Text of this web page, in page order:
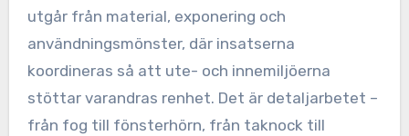
utgår från material, exponering och
användningsmönster, där insatserna
koordineras så att ute- och innemiljöerna
stöttar varandras renhet. Det är detaljarbetet –
från fog till fönsterhörn, från taknock till